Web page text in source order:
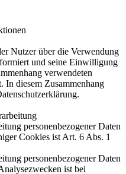
Nutzer über die Verwendung
und seine Einwilligung
verwendeten
In diesem Zusammenhang
personenbezogener Daten
Cookies ist Art. 6 Abs. 1
personenbezogener Daten
ist bei